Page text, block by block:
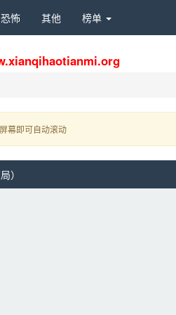
恐怖 其他 榜单
幕即可自动滚动
）